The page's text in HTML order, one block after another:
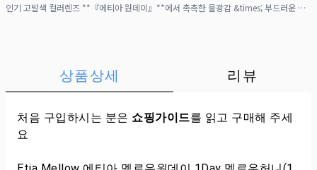
인기 고발색 컬러렌즈 **『에티아 원데이』**에서 촉촉한 물광감 &times; 부드러운 그라데이션을 동시에 이루는 렌즈가 등장‼︎착색 직경 13.7mm의 눈동자로, 고발색이지만 내
상품상세 리뷰
처음 구입하시는 분은 쇼핑가이드를 읽고 구매해 주세
요